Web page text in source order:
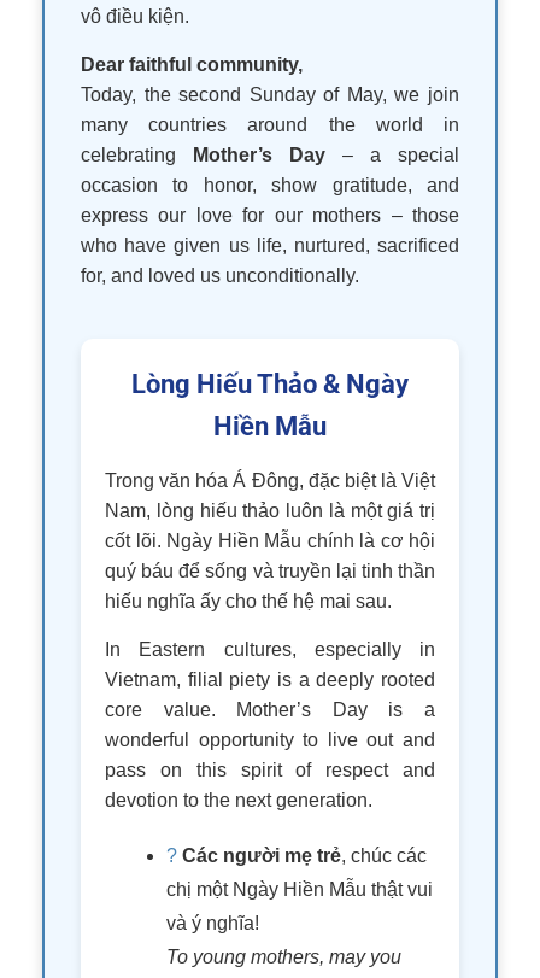
vô điều kiện.
Dear faithful community,
Today, the second Sunday of May, we join
many countries around the world in
celebrating
Mother’s Day – a special
occasion to honor, show gratitude, and
express our love for our mothers – those
who have given us life, nurtured, sacrificed
for, and loved us unconditionally.
Lòng Hiếu Thảo & Ngày
Hiền Mẫu
Trong văn hóa Á Đông, đặc biệt là Việt
Nam, lòng hiếu thảo luôn là một giá trị
cốt lõi. Ngày Hiền Mẫu chính là cơ hội
quý báu để sống và truyền lại tinh thần
hiếu nghĩa ấy cho thế hệ mai sau.
In Eastern cultures, especially in
Vietnam, filial piety is a deeply rooted
core value. Mother’s Day is a
wonderful opportunity to live out and
pass on this spirit of respect and
devotion to the next generation.
? Các người mẹ trẻ, chúc các
chị một Ngày Hiền Mẫu thật vui
và ý nghĩa!
To young mothers, may you